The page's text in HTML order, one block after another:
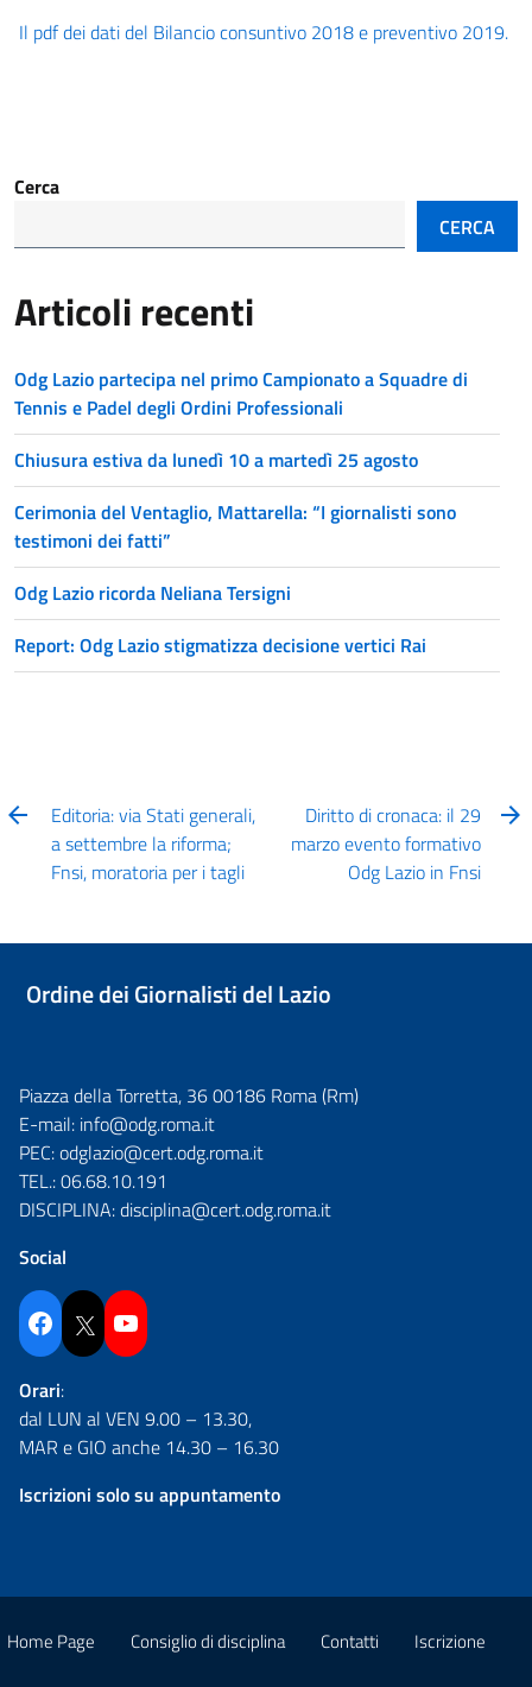
Il pdf dei dati del Bilancio consuntivo 2018 e preventivo 2019.
Cerca
CERCA
Articoli recenti
Odg Lazio partecipa nel primo Campionato a Squadre di
Tennis e Padel degli Ordini Professionali
Chiusura estiva da lunedì 10 a martedì 25 agosto
Cerimonia del Ventaglio, Mattarella: “I giornalisti sono
testimoni dei fatti”
Odg Lazio ricorda Neliana Tersigni
Report: Odg Lazio stigmatizza decisione vertici Rai
Editoria: via Stati generali,
a settembre la riforma;
Fnsi, moratoria per i tagli
Diritto di cronaca: il 29
marzo evento formativo
Odg Lazio in Fnsi
Ordine dei Giornalisti del Lazio
Piazza della Torretta, 36 00186 Roma (Rm)
E-mail: info@odg.roma.it
PEC:odglazio@cert.odg.roma.it
TEL.:06.68.10.191
DISCIPLINA:disciplina@cert.odg.roma.it
Social
Facebook Twitter YouTube
Orari:
dal LUN al VEN 9.00 – 13.30,
MAR e GIO anche 14.30 – 16.30
Iscrizioni solo su appuntamento
Home Page Consiglio di disciplina Contatti Iscrizione